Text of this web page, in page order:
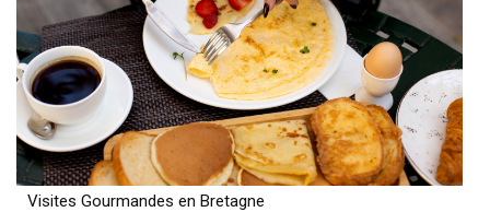
Visites Gourmandes en Bretagne